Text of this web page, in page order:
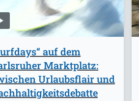
auf dem
Marktplatz:
Urlaubsflair und